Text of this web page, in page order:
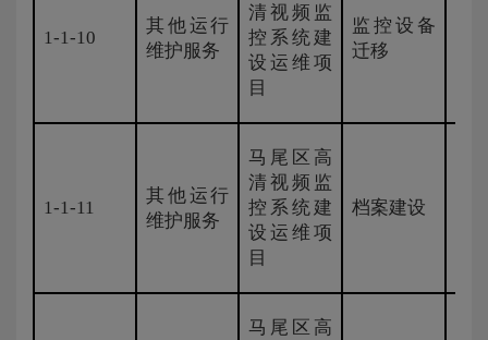
1-1-10
其他运行
维护服务
清视频监
控系统建
设运维项
目
监控设备
迁移
1-1-11
其他运行
维护服务
马尾区高
清视频监
控系统建
设运维项
目
档案建设
马尾区高